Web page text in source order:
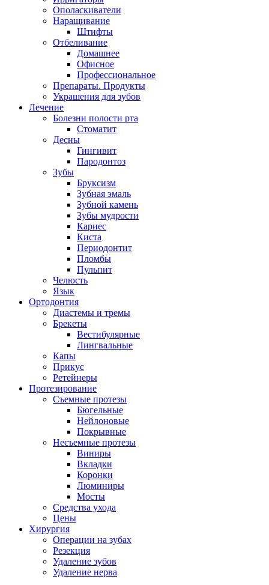
Ополаскиватели
Наращивание
Штифты
Отбеливание
Домашнее
Офисное
Профессиональное
Препараты. Продукты
Украшения для зубов
Лечение
Болезни полости рта
Стоматит
Десны
Гингивит
Пародонтоз
Зубы
Бруксизм
Зубная эмаль
Зубной камень
Зубы мудрости
Кариес
Киста
Периодонтит
Пломбы
Пульпит
Челюсть
Язык
Ортодонтия
Диастемы и тремы
Брекеты
Вестибулярные
Лингвальные
Капы
Прикус
Ретейнеры
Протезирование
Съемные протезы
Бюгельные
Нейлоновые
Покрывные
Несъемные протезы
Виниры
Вкладки
Коронки
Люминиры
Мосты
Средства ухода
Цены
Хирургия
Операции на зубах
Резекция
Удаление зубов
Удаление нерва